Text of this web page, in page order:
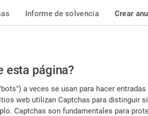
Informe de solvencia Crear
esta página?
a veces se usan para hacer
web utilizan Captchas para distinguir
Captchas son fundamentales para